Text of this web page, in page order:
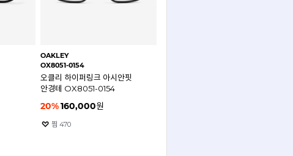
OAKLEY
OX8051-0154
오클리 하이퍼링크 아시안핏
안경테 OX8051-0154
20%160,000원
찜 470